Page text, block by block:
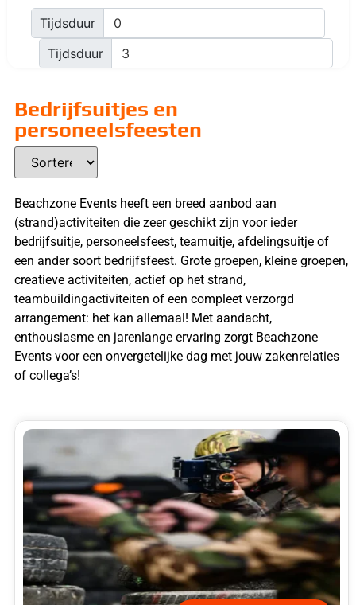
Tijdsduur
Tijdsduur
Bedrijfsuitjes en
personeelsfeesten
Beachzone Events heeft een breed aanbod aan
(strand)activiteiten die zeer geschikt zijn voor ieder
bedrijfsuitje, personeelsfeest, teamuitje, afdelingsuitje of
een ander soort bedrijfsfeest. Grote groepen, kleine groepen,
creatieve activiteiten, actief op het strand,
teambuildingactiviteiten of een compleet verzorgd
arrangement: het kan allemaal! Met aandacht,
enthousiasme en jarenlange ervaring zorgt Beachzone
Events voor een onvergetelijke dag met jouw zakenrelaties
of collega’s!